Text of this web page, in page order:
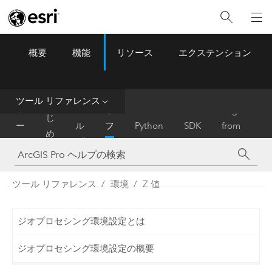
ArcGIS Pro Menu
概要 機能 リソース エクステンション
ツール リファレンス
ー
ム
は
じ
め
に
ル
プ
フ
ァ
レ
ン
ス
Python SDK
from
ArcMap
ツール リファレンス 環境 Z 値
ジオプロセシング環境設定とは
ジオプロセシング環境設定の概要